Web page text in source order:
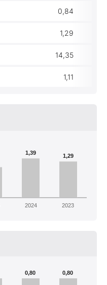
0,84
1,29
14,35
1,11
1,39 1,29
2024 2023
0,80 0,80